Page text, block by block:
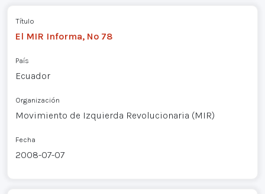
Título
El MIR Informa, Nº 78
País
Ecuador
Organización
Movimiento de Izquierda Revolucionaria (MIR)
Fecha
2008-07-07